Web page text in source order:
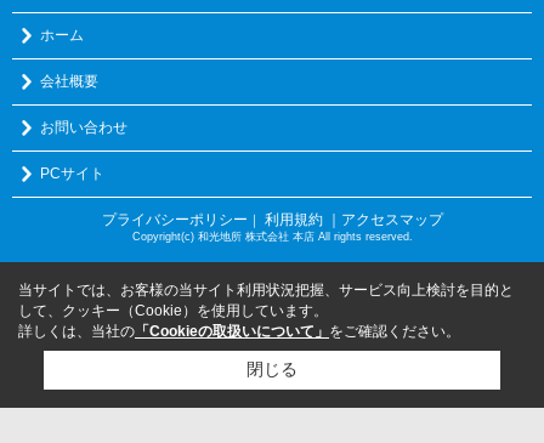
ホーム
会社概要
お問い合わせ
PCサイト
プライバシーポリシー 利用規約 ｜アクセスマップ
Copyright(c) 和光地所 株式会社 本店 All rights reserved.
当サイトでは、お客様の当サイト利用状況把握、サービス向上検討を目的と
して、クッキー（Cookie）を使用しています。
詳しくは、当社の 「Cookieの取扱いについて」 をご確認ください。
閉じる